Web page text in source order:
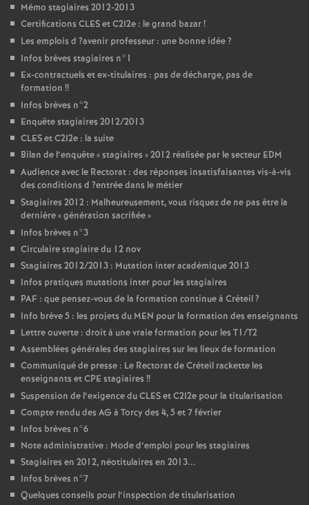
Mémo stagiaires 2012-2013
Certifications CLESet C2I2e : le grand bazar!
Les emplois d ?avenir professeur : une bonne idée?
Infos brèves stagiaires n°1
Ex-contractuels et ex-titulaires : pas de décharge, pas de
formation !!
Infos brèves n°2
Enquête stagiaires 2012/2013
CLESet C2I2e : la suite
Bilan de l’enquête «stagiaires » 2012 réalisée par le secteur EDM
Audience avec le Rectorat : des réponses insatisfaisantes vis-à-vis
des conditions d ?entrée dans le métier
Stagiaires 2012 : Malheureusement, vous risquez de ne pas être la
dernière «génération sacrifiée»
Infos brèves n°3
Circulaire stagiaire du 12 nov
Stagiaires 2012/2013 : Mutation inter académique 2013
Infos pratiques mutations inter pour les stagiaires
PAF : que pensez-vous de la formation continue à Créteil?
Info brève 5 : les projets du MEN pour la formation des enseignants
Lettre ouverte : droit à une vraie formation pour les T1/T2
Assemblées générales des stagiaires sur les lieux de formation
Communiqué de presse : Le Rectorat de Créteil rackette les
enseignants etCPE stagiaires !!
Suspension de l’exigence duCLESet C2I2e pour la titularisation
Compte rendu des AG à Torcy des 4, 5 et 7 février
Infos brèves n°6
Note administrative : Mode d’emploi pour les stagiaires
Stagiaires en 2012, néotitulaires en 2013...
Infos brèves n°7
Quelques conseils pour l’inspection de titularisation